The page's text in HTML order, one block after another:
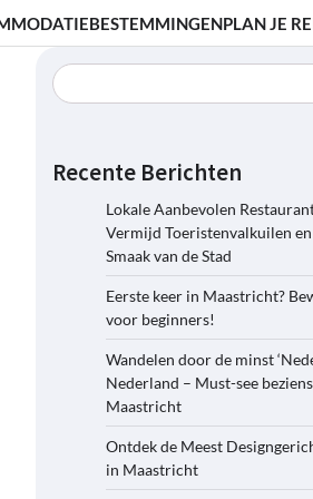
BESTEMMINGENPLAN JE
Recente Berichten
Lokale Aanbevolen
Vermijd Toeristenvalkuilen
Smaak van de Stad
Eerste keer in Maastricht?
voor beginners!
Wandelen door de minst
Nederland – Must-see
Maastricht
Ontdek de Meest
in Maastricht